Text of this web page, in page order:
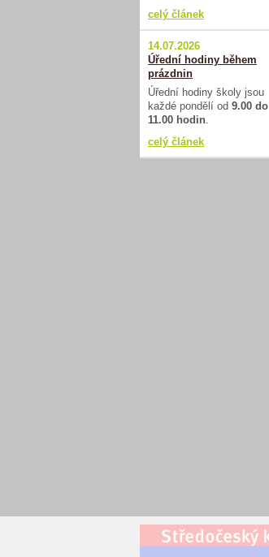
celý článek
14.07.2026
Úřední hodiny během
prázdnin
Úřední hodiny školy jsou
každé pondělí od 9.00 do
11.00 hodin.
celý článek